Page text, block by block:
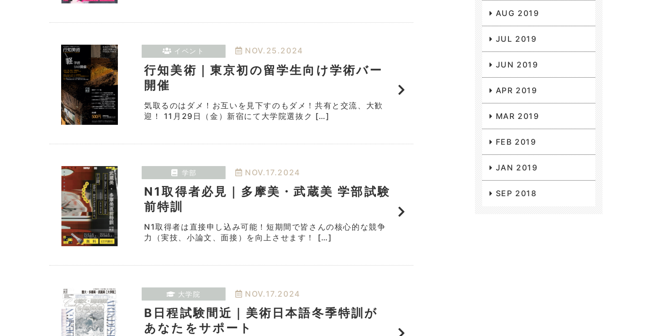
イベント NOV.25.2024
行知美術｜東京初の留学生向け学術バー
開催
気取るのはダメ！お互いを見下すのもダメ！共有と交流、大歓
迎！ 11月29日（金）新宿にて大学院選抜ク […]
学部 NOV.17.2024
N1取得者必見｜多摩美・武蔵美 学部試験
前特訓
N1取得者は直接申し込み可能！短期間で皆さんの核心的な競争
力（実技、小論文、面接）を向上させます！ […]
大学院 NOV.17.2024
B日程試験間近｜美術日本語冬季特訓が
あなたをサポート
AUG 2019
JUL 2019
JUN 2019
APR 2019
MAR 2019
FEB 2019
JAN 2019
SEP 2018